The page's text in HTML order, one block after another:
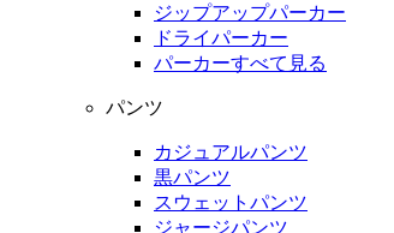
ジップアップパーカー
ドライパーカー
パーカーすべて見る
パンツ
カジュアルパンツ
黒パンツ
スウェットパンツ
ジャージパンツ